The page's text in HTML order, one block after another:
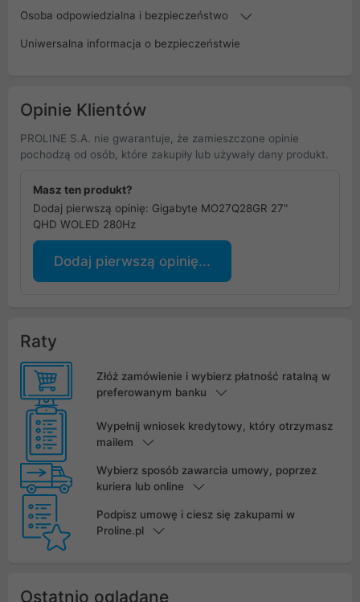
Osoba odpowiedzialna i bezpieczeństwo
Uniwersalna informacja o bezpieczeństwie
Opinie Klientów
PROLINE S.A. nie gwarantuje, że zamieszczone opinie
pochodzą od osób, które zakupiły lub używały dany produkt.
Masz ten produkt?
Dodaj pierwszą opinię: Gigabyte MO27Q28GR 27"
QHD WOLED 280Hz
Dodaj pierwszą opinię...
Raty
Złóż zamówienie i wybierz płatność ratalną w
preferowanym banku
Wypełnij wniosek kredytowy, który otrzymasz
mailem
Wybierz sposób zawarcia umowy, poprzez
kuriera lub online
Podpisz umowę i ciesz się zakupami w
Proline.pl
Ostatnio oglądane